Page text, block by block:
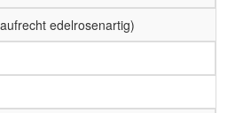
edelrosenartig)